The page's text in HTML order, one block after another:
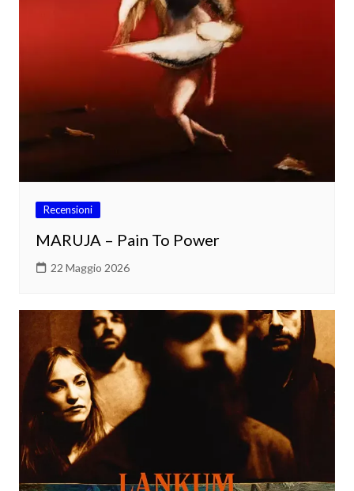
Recensioni
MARUJA – Pain To Power
22 Maggio 2026